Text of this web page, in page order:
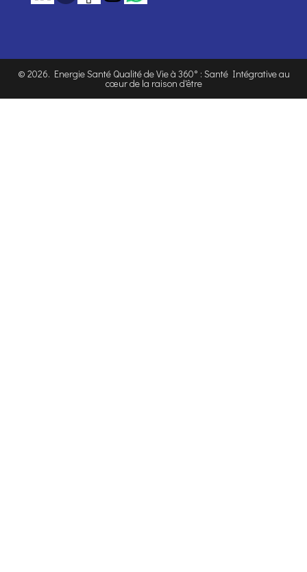
© 2026. Energie Santé Qualité de Vie à 360° : Santé Intégrative au
cœur de la raison d'être